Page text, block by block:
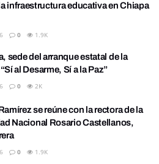
infraestructura educativa en Chiapa
0 1.9K
sede del arranque estatal de la
al Desarme, Sí a la Paz”
0 2K
se reúne con la rectora de la
Nacional Rosario Castellanos,
0 1.9K